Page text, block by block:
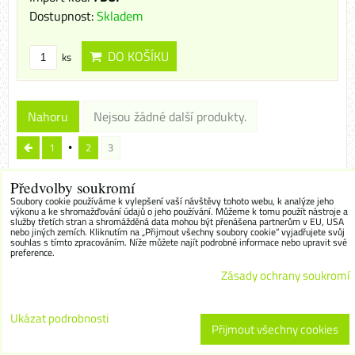
Dostupnost:Skladem
ks DO KOŠÍKU
Nahoru Nejsou žádné další produkty.
1 2 3
AUDIO,VIDEO,MINIDISC,VHS-C,8MM,HI-8
MÉDIA DATOVÁ (CD, DVD)
MÉDIA PAMĚŤOVÁ (SD, USB, HDD)
KANCELÁŘSKÉ POTŘEBY
KABELY, REDUKCE, WIFI
Předvolby soukromí
Soubory cookie používáme k vylepšení vaší návštěvy tohoto webu, k analýze jeho
výkonu a ke shromažďování údajů o jeho používání. Můžeme k tomu použít nástroje a
služby třetích stran a shromážděná data mohou být přenášena partnerům v EU, USA
nebo jiných zemích. Kliknutím na „Přijmout všechny soubory cookie“ vyjadřujete svůj
souhlas s tímto zpracováním. Níže můžete najít podrobné informace nebo upravit své
preference.
Zásady ochrany soukromí
Ukázat podrobnosti
Přijmout všechny cookies